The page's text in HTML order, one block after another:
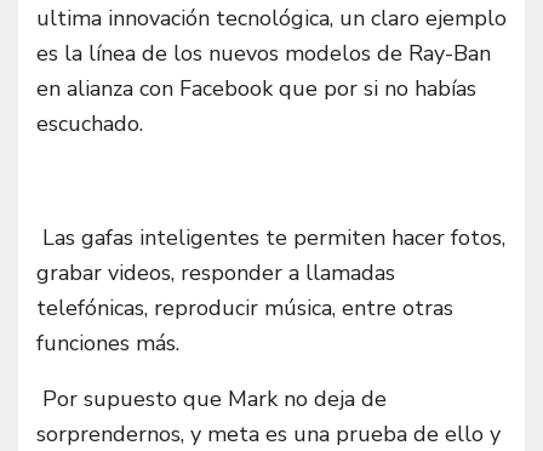
ultima innovación tecnológica, un claro ejemplo
es la línea de los nuevos modelos de Ray-Ban
en alianza con Facebook que por si no habías
escuchado.
Las gafas inteligentes te permiten hacer fotos,
grabar videos, responder a llamadas
telefónicas, reproducir música, entre otras
funciones más.
Por supuesto que Mark no deja de
sorprendernos, y meta es una prueba de ello y